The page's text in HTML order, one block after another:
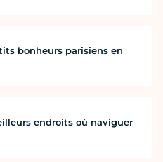
bonheurs parisiens en
endroits où naviguer